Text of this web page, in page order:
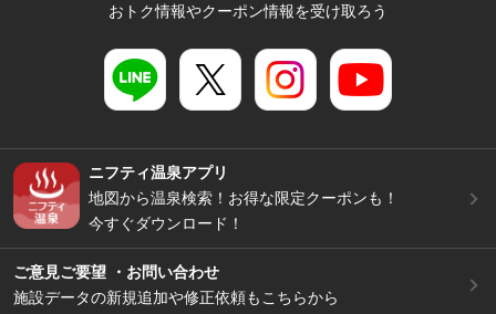
おトク情報やクーポン情報を受け取ろう
ニフティ温泉アプリ
地図から温泉検索！お得な限定クーポンも！
今すぐダウンロード！
ご意見ご要望 ・お問い合わせ
施設データの新規追加や修正依頼もこちらから